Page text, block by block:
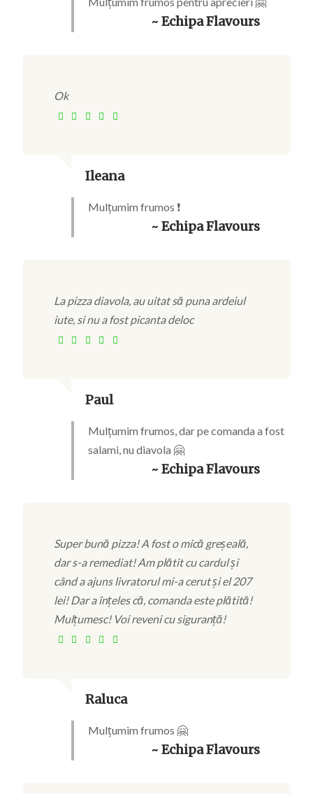
~ Echipa Flavours
Ok
Ileana
Mulțumim frumos ❗
~ Echipa Flavours
La pizza diavola, au uitat să puna ardeiul
iute, si nu a fost picanta deloc
Paul
Mulțumim frumos, dar pe comanda a fost
salami, nu diavola 🤗
~ Echipa Flavours
Super bună pizza! A fost o mică greșeală,
dar s-a remediat! Am plătit cu cardul și
când a ajuns livratorul mi-a cerut și el 207
lei! Dar a înțeles că, comanda este plătită!
Mulțumesc! Voi reveni cu siguranță!
Raluca
Mulțumim frumos 🤗
~ Echipa Flavours